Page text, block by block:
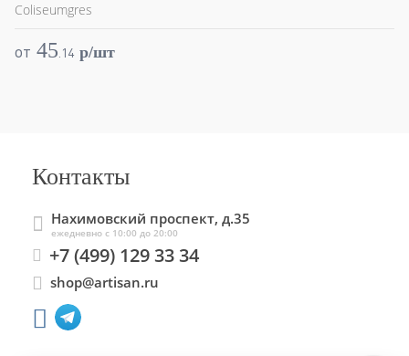
Coliseumgres
от 45 14 p/шт
Контакты
Нахимовский проспект, д.35
ежедневно с 10:00 до 20:00
+7 (499) 129 33 34
shop@artisan.ru